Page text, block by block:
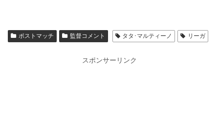
ポストマッチ 監督コメント タタ･マルティーノ リーガ
スポンサーリンク